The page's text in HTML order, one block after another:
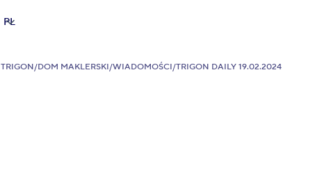
PL
TRIGON/DOM MAKLERSKI/WIADOMOŚCI/TRIGON DAILY 19.02.2024